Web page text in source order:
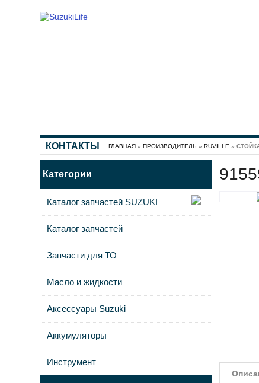
КОНТАКТЫ ГЛАВНАЯ »ПРОИЗВОДИТЕЛЬ »RUVILLE »
Категории
Каталог запчастей SUZUKI
Каталог запчастей
Запчасти для ТО
Масло и жидкости
Аксессуары Suzuki
Аккумуляторы
Инструмент